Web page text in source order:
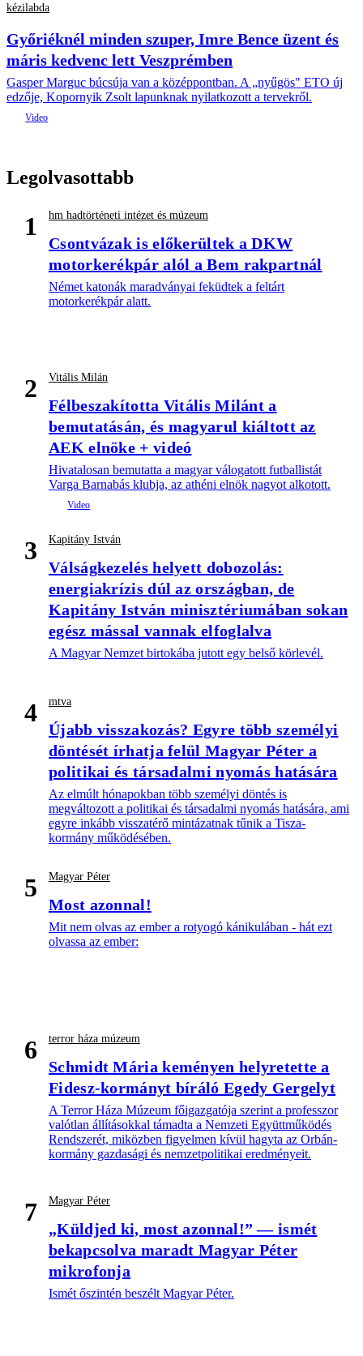
kézilabda
Győriéknél minden szuper, Imre Bence üzent és
máris kedvenc lett Veszprémben
Gasper Marguc búcsúja van a középpontban. A „nyűgös" ETO új
edzője, Kopornyik Zsolt lapunknak nyilatkozott a tervekről.
Legolvasottabb
1 hm hadtörténeti intézet és múzeum
Csontvázak is előkerültek a DKW
motorkerékpár alól a Bem rakpartnál
Német katonák maradványai feküdtek a feltárt
motorkerékpár alatt.
2 Vitális Milán
Félbeszakította Vitális Milánt a
bemutatásán, és magyarul kiáltott az
AEK elnöke + videó
Hivatalosan bemutatta a magyar válogatott futballistát
Varga Barnabás klubja, az athéni elnök nagyot alkotott.
3 Kapitány István
Válságkezelés helyett dobozolás:
energiakrízis dúl az országban, de
Kapitány István minisztériumában sokan
egész mással vannak elfoglalva
A Magyar Nemzet birtokába jutott egy belső körlevél.
4 mtva
Újabb visszakozás? Egyre több személyi
döntését írhatja felül Magyar Péter a
politikai és társadalmi nyomás hatására
Az elmúlt hónapokban több személyi döntés is
megváltozott a politikai és társadalmi nyomás hatására, ami
egyre inkább visszatérő mintázatnak tűnik a Tisza-
kormány működésében.
5 Magyar Péter
Most azonnal!
Mit nem olvas az ember a rotyogó kánikulában - hát ezt
olvassa az ember:
6 terror háza múzeum
Schmidt Mária keményen helyretette a
Fidesz-kormányt bíráló Egedy Gergelyt
A Terror Háza Múzeum főigazgatója szerint a professzor
valótlan állításokkal támadta a Nemzeti Együttműködés
Rendszerét, miközben figyelmen kívül hagyta az Orbán-
kormány gazdasági és nemzetpolitikai eredményeit.
7 Magyar Péter
„Küldjed ki, most azonnal!” — ismét
bekapcsolva maradt Magyar Péter
mikrofonja
Ismét őszintén beszélt Magyar Péter.